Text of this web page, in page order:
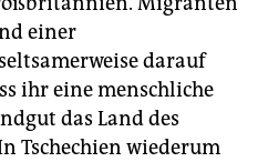
einer
darauf
ihr eine menschliche
das Land des
Tschechien wiederum